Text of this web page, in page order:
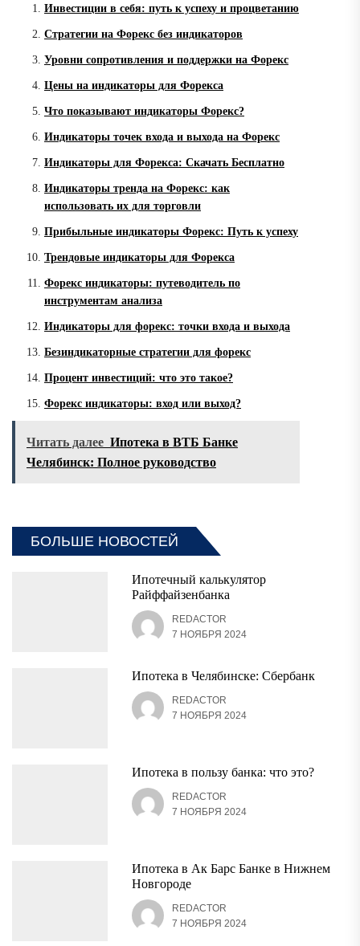
Инвестиции в себя: путь к успеху и процветанию
Стратегии на Форекс без индикаторов
Уровни сопротивления и поддержки на Форекс
Цены на индикаторы для Форекса
Что показывают индикаторы Форекс?
Индикаторы точек входа и выхода на Форекс
Индикаторы для Форекса: Скачать Бесплатно
Индикаторы тренда на Форекс: как
использовать их для торговли
Прибыльные индикаторы Форекс: Путь к успеху
Трендовые индикаторы для Форекса
Форекс индикаторы: путеводитель по
инструментам анализа
Индикаторы для форекс: точки входа и выхода
Безиндикаторные стратегии для форекс
Процент инвестиций: что это такое?
Форекс индикаторы: вход или выход?
Читать далее Ипотека в ВТБ Банке
Челябинск: Полное руководство
БОЛЬШЕ НОВОСТЕЙ
Ипотечный калькулятор
Райффайзенбанка
REDACTOR
7 НОЯБРЯ 2024
Ипотека в Челябинске: Сбербанк
REDACTOR
7 НОЯБРЯ 2024
Ипотека в пользу банка: что это?
REDACTOR
7 НОЯБРЯ 2024
Ипотека в Ак Барс Банке в Нижнем
Новгороде
REDACTOR
7 НОЯБРЯ 2024